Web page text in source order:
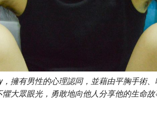
擁有男性的心理認同，並藉由平胸手術
懼大眾眼光，勇敢地向他人分享他的生命